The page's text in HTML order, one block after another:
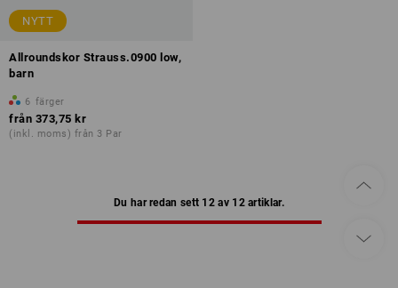
NYTT
Allroundskor Strauss.0900 low,
barn
6 färger
från 373,75 kr
(inkl. moms) från 3 Par
Du har redan sett 12 av 12 artiklar.